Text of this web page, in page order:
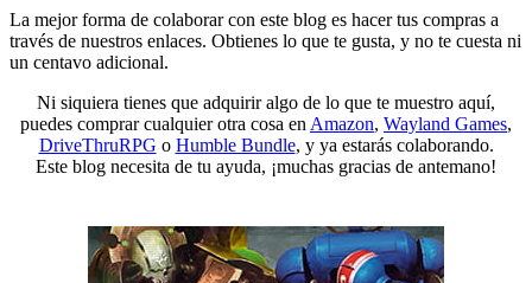
La mejor forma de colaborar con este blog es hacer tus compras a
través de nuestros enlaces. Obtienes lo que te gusta, y no te cuesta ni
un centavo adicional.
Ni siquiera tienes que adquirir algo de lo que te muestro aquí,
puedes comprar cualquier otra cosa en Amazon, Wayland Games,
DriveThruRPG o Humble Bundle, y ya estarás colaborando.
Este blog necesita de tu ayuda, ¡muchas gracias de antemano!